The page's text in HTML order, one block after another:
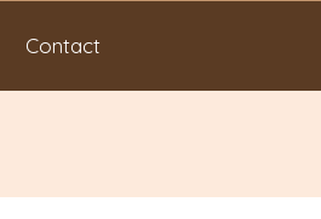
Contact